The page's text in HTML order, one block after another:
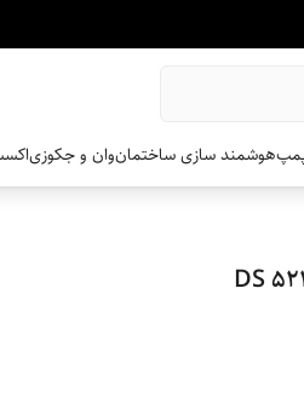
هوشمند سازی ساختمانوان و جکوزی